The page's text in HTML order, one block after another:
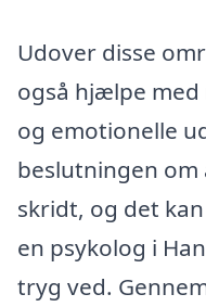
Udover disse
også hjælpe
og emotionelle
beslutningen
skridt, og det
en psykolog i
tryg ved.